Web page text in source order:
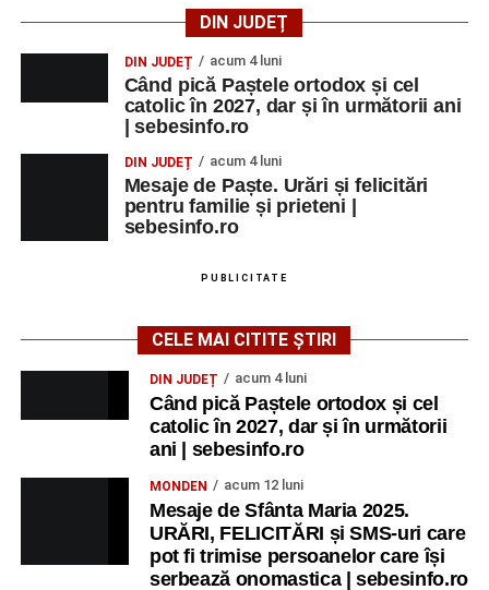
DIN JUDEȚ
DIN JUDEȚ acum 4 luni
Când pică Paștele ortodox și cel
catolic în 2027, dar și în următorii ani
| sebesinfo.ro
DIN JUDEȚ acum 4 luni
Mesaje de Paște. Urări și felicitări
pentru familie și prieteni |
sebesinfo.ro
PUBLICITATE
CELE MAI CITITE ȘTIRI
DIN JUDEȚ acum 4 luni
Când pică Paștele ortodox și cel
catolic în 2027, dar și în următorii
ani | sebesinfo.ro
MONDEN acum 12 luni
Mesaje de Sfânta Maria 2025.
URĂRI, FELICITĂRI și SMS-uri care
pot fi trimise persoanelor care își
serbează onomastica | sebesinfo.ro